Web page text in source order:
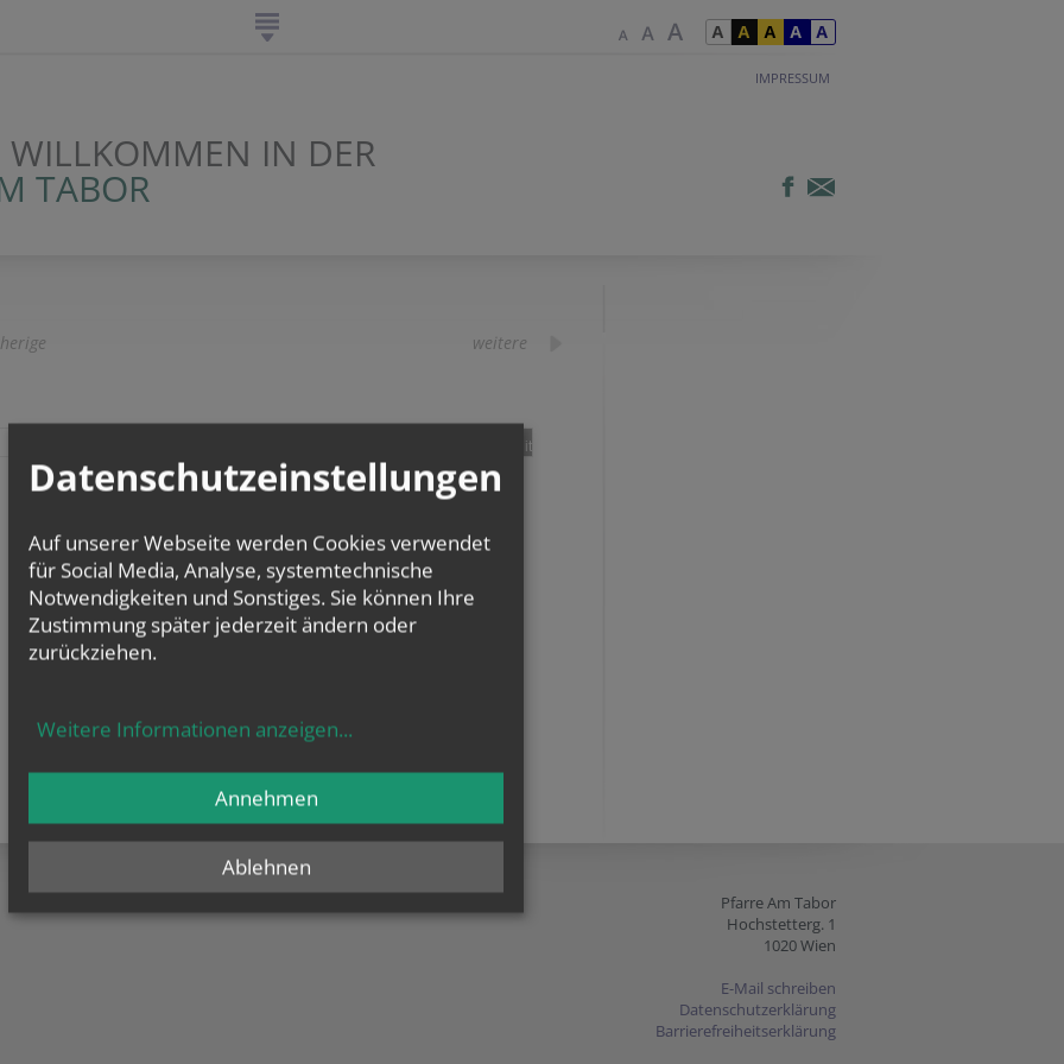
IMPRESSUM
WILLKOMMEN IN DER
TABOR
weitere
pin it
Pfarre Am Tabor
Hochstetterg. 1
1020 Wien
E-Mail schreiben
Datenschutzerklärung
Barrierefreiheitserklärung
Datenschutzeinstellungen
Auf unserer Webseite werden Cookies verwendet
für Social Media, Analyse, systemtechnische
Notwendigkeiten und Sonstiges. Sie können Ihre
Zustimmung später jederzeit ändern oder
zurückziehen.
Weitere Informationen anzeigen...
Ablehnen
Annehmen